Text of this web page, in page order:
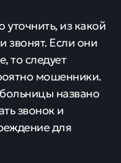
из какой
звонят. Если они
то следует
мошенники.
названо
звонок и
для